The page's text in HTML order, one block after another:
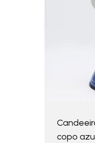
copo